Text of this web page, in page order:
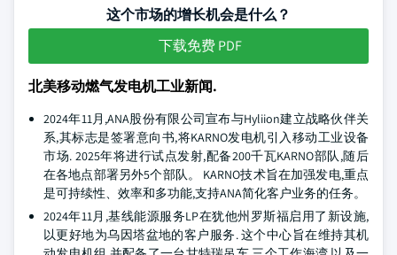
这个市场的增长机会是什么？
下载免费 PDF
北美移动燃气发电机工业新闻.
2024年11月,ANA股份有限公司宣布与Hyliion建立战略伙伴关
系,其标志是签署意向书,将KARNO发电机引入移动工业设备
市场. 2025年将进行试点发射,配备200千瓦KARNO部队,随后
在各地点部署另外5个部队。 KARNO技术旨在加强发电,重点
是可持续性、效率和多功能,支持ANA简化客户业务的任务。
2024年11月,基线能源服务LP在犹他州罗斯福启用了新设施,
以更好地为乌因塔盆地的客户服务. 这个中心旨在维持其机